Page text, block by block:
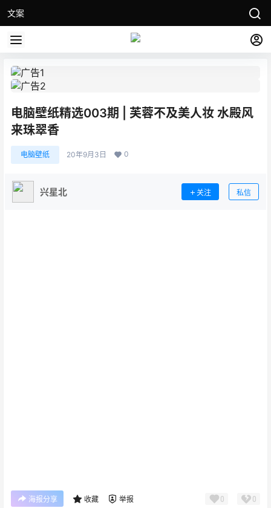
文案
电脑壁纸精选003期 | 芙蓉不及美人妆 水殿风
来珠翠香
电脑壁纸 20年9月3日 0
兴星北 关注 私信
海报分享 收藏 举报 0 0